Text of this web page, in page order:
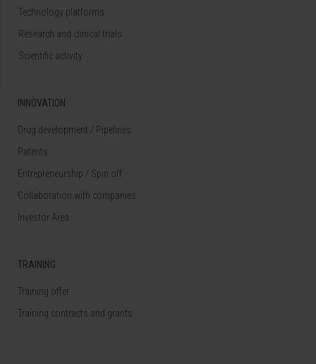
Technology platforms
Research and clinical trials
Scientific activity
INNOVATION
Drug development / Pipelines
Patents
Entrepreneurship / Spin off
Collaboration with companies
Investor Area
TRAINING
Training offer
Training contracts and grants